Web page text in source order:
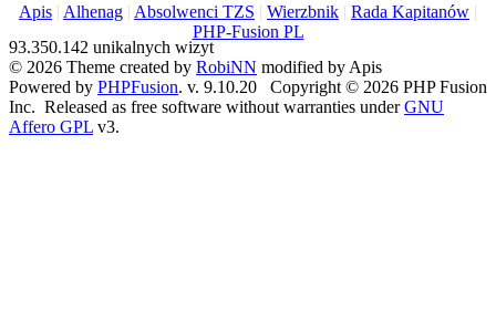
Apis | Alhenag | Absolwenci TZS | Wierzbnik | Rada Kapitanów |
PHP-Fusion PL
93.350.142 unikalnych wizyt
© 2026 Theme created by RobiNN modified by Apis
Powered by PHPFusion. v. 9.10.20 Copyright © 2026 PHP Fusion
Inc. Released as free software without warranties underGNU
Affero GPL v3.